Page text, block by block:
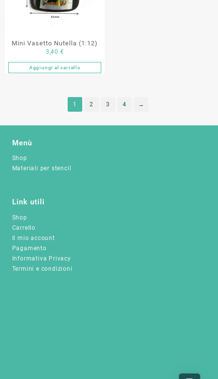
Mini Vasetto Nutella (1:12)
3,40 €
Aggiungi al carrello
1 2 3 4 →
Menù
Shop
Materiali per stencil
Link utili
Shop
Carrello
Il mio account
Pagamento
Informativa Privacy
Termini e condizioni